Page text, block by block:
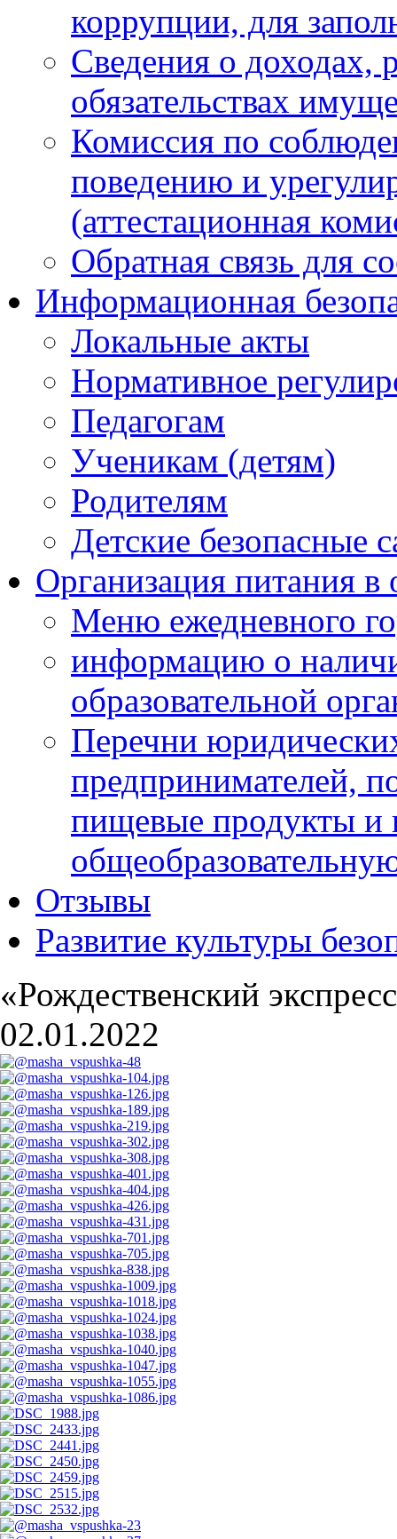
коррупции, для
Сведения о доходах,
обязательствах
Комиссия по
поведению и
(аттестационная
Обратная связь для
Информационная
Локальные акты
Нормативное
Педагогам
Ученикам (детям)
Родителям
Детские безопасные
Организация питания в
Меню ежедневного
информацию о
образовательной
Перечни
предпринимателей,
пищевые продукты и
Отзывы
Развитие культуры
«Рождественский
02.01.2022